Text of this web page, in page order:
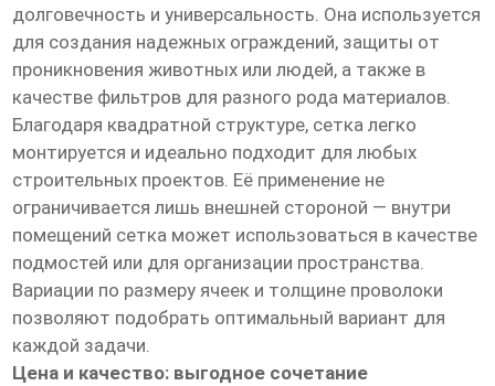
долговечность и универсальность. Она используется
для создания надежных ограждений, защиты от
проникновения животных или людей, а также в
качестве фильтров для разного рода материалов.
Благодаря квадратной структуре, сетка легко
монтируется и идеально подходит для любых
строительных проектов. Её применение не
ограничивается лишь внешней стороной — внутри
помещений сетка может использоваться в качестве
подмостей или для организации пространства.
Вариации по размеру ячеек и толщине проволоки
позволяют подобрать оптимальный вариант для
каждой задачи.
Цена и качество: выгодное сочетание